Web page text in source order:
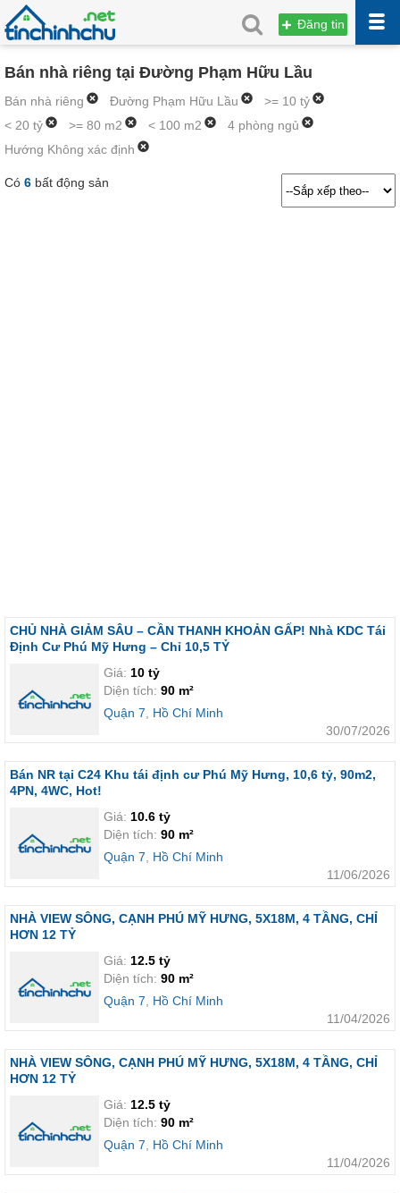
Đăng tin
Bán nhà riêng tại Đường Phạm Hữu Lầu
Bán nhà riêng Đường Phạm Hữu Lầu
>= 10 tỷ
< 20 tỷ
>= 80 m2 < 100 m2
4 phòng ngủ
Hướng Không xác định
Có 6 bất động sản
CHỦ NHÀ GIẢM SÂU – CẦN THANH KHOẢN GẤP! Nhà KDC Tái
Định Cư Phú Mỹ Hưng – Chỉ 10,5 TỶ
Giá: 10 tỷ
Diện tích: 90 m²
Quận 7
Hồ Chí Minh
30/07/2026
Bán NR tại C24 Khu tái định cư Phú Mỹ Hưng, 10,6 tỷ, 90m2,
4PN, 4WC, Hot!
Giá: 10.6 tỷ
Diện tích: 90 m²
Quận 7
Hồ Chí Minh
11/06/2026
NHÀ VIEW SÔNG, CẠNH PHÚ MỸ HƯNG, 5X18M, 4 TẦNG, CHỈ
HƠN 12 TỶ
Giá: 12.5 tỷ
Diện tích: 90 m²
Quận 7
Hồ Chí Minh
11/04/2026
NHÀ VIEW SÔNG, CẠNH PHÚ MỸ HƯNG, 5X18M, 4 TẦNG, CHỈ
HƠN 12 TỶ
Giá: 12.5 tỷ
Diện tích: 90 m²
Quận 7
Hồ Chí Minh
11/04/2026